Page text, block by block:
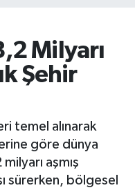
Milyarı
Şehir
temel alınarak
göre dünya
aşmış
sürerken, bölgesel